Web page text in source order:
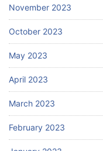
November 2023
October 2023
May 2023
April 2023
March 2023
February 2023